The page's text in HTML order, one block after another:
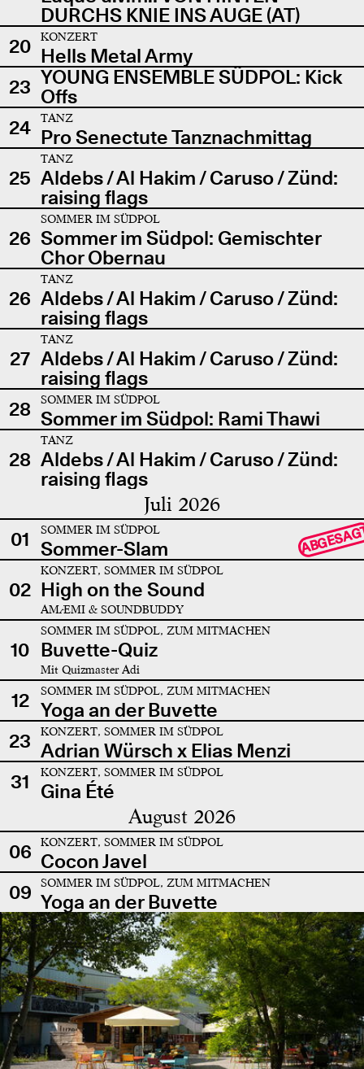
DURCHS KNIE INS AUGE (AT)
20
KONZERT
Hells Metal Army
23 YOUNG ENSEMBLE SÜDPOL: Kick
Offs
24
TANZ
Pro Senectute Tanznachmittag
25
TANZ
Aldebs / Al Hakim / Caruso / Zünd:
raising flags
26
SOMMER IM SÜDPOL
Sommer im Südpol: Gemischter
Chor Obernau
26
TANZ
Aldebs / Al Hakim / Caruso / Zünd:
raising flags
27
TANZ
Aldebs / Al Hakim / Caruso / Zünd:
raising flags
28
SOMMER IM SÜDPOL
Sommer im Südpol: Rami Thawi
28
TANZ
Aldebs / Al Hakim / Caruso / Zünd:
raising flags
Juli 2026
01 SOMMER IM SÜDPOL
Sommer-Slam
02
KONZERT, SOMMER IM SÜDPOL
High on the Sound
AMÆMI & SOUNDBUDDY
10
SOMMER IM SÜDPOL, ZUM MITMACHEN
Buvette-Quiz
Mit Quizmaster Adi
12 SOMMER IM SÜDPOL, ZUM MITMACHEN
Yoga an der Buvette
23
KONZERT, SOMMER IM SÜDPOL
Adrian Würsch x Elias Menzi
31
KONZERT, SOMMER IM SÜDPOL
Gina Été
August 2026
06 KONZERT, SOMMER IM SÜDPOL
Cocon Javel
09
SOMMER IM SÜDPOL, ZUM MITMACHEN
Yoga an der Buvette